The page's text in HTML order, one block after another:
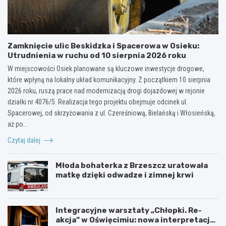
Zamknięcie ulic Beskidzka i Spacerowa w Osieku:
Utrudnienia w ruchu od 10 sierpnia 2026 roku
W miejscowości Osiek planowane są kluczowe inwestycje drogowe,
które wpłyną na lokalny układ komunikacyjny. Z początkiem 10 sierpnia
2026 roku, ruszą prace nad modernizacją drogi dojazdowej w rejonie
działki nr 4076/5. Realizacja tego projektu obejmuje odcinek ul.
Spacerowej, od skrzyżowania z ul. Czereśniową, Bielańską i Włosieńską,
aż po…
Czytaj dalej
Młoda bohaterka z Brzeszcz uratowała
matkę dzięki odwadze i zimnej krwi
Integracyjne warsztaty „Chłopki. Re-
akcja” w Oświęcimiu: nowa interpretacja